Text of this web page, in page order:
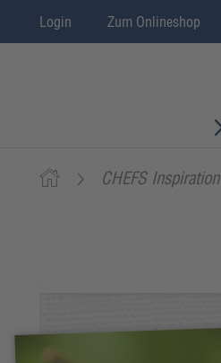
Login Zum Onlineshop
CHEFS Inspiration